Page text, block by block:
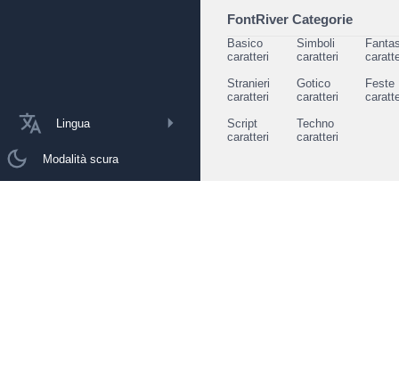
Lingua
Modalità scura
FontRiver Categorie
Basico
caratteri
Simboli
caratteri
Stranieri
caratteri
Gotico
caratteri
Feste
Script
caratteri
Techno
caratteri